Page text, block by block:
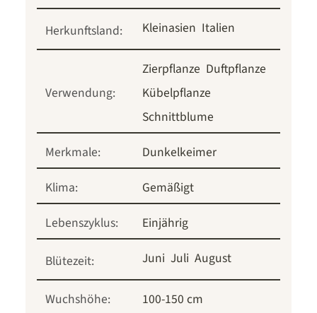
Herkunftsland: Kleinasien Italien
Verwendung:
Zierpflanze Duftpflanze
Kübelpflanze
Schnittblume
Merkmale:
Dunkelkeimer
Klima:
Gemäßigt
Lebenszyklus:
Einjährig
Blütezeit: Juni Juli August
Wuchshöhe: 100-150 cm